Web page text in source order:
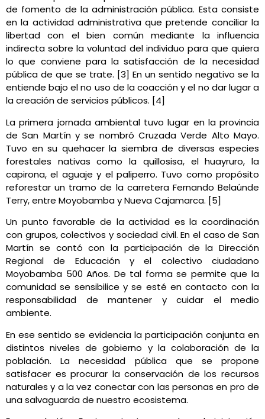
de fomento de la administración pública. Esta consiste
en la actividad administrativa que pretende conciliar la
libertad con el bien común mediante la influencia
indirecta sobre la voluntad del individuo para que quiera
lo que conviene para la satisfacción de la necesidad
pública de que se trate. [3] En un sentido negativo se la
entiende bajo el no uso de la coacción y el no dar lugar a
la creación de servicios públicos. [4]
La primera jornada ambiental tuvo lugar en la provincia
de San Martín y se nombró Cruzada Verde Alto Mayo.
Tuvo en su quehacer la siembra de diversas especies
forestales nativas como la quillosisa, el huayruro, la
capirona, el aguaje y el paliperro. Tuvo como propósito
reforestar un tramo de la carretera Fernando Belaúnde
Terry, entre Moyobamba y Nueva Cajamarca. [5]
Un punto favorable de la actividad es la coordinación
con grupos, colectivos y sociedad civil. En el caso de San
Martín se contó con la participación de la Dirección
Regional de Educación y el colectivo ciudadano
Moyobamba 500 Años. De tal forma se permite que la
comunidad se sensibilice y se esté en contacto con la
responsabilidad de mantener y cuidar el medio
ambiente.
En ese sentido se evidencia la participación conjunta en
distintos niveles de gobierno y la colaboración de la
población. La necesidad pública que se propone
satisfacer es procurar la conservación de los recursos
naturales y a la vez conectar con las personas en pro de
una salvaguarda de nuestro ecosistema.